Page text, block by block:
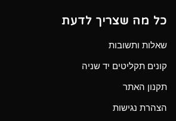
כל מה שצריך לדעת
שאלות ותשובות
קונים תקליטים יד שניה
תקנון האתר
הצהרת נגישות